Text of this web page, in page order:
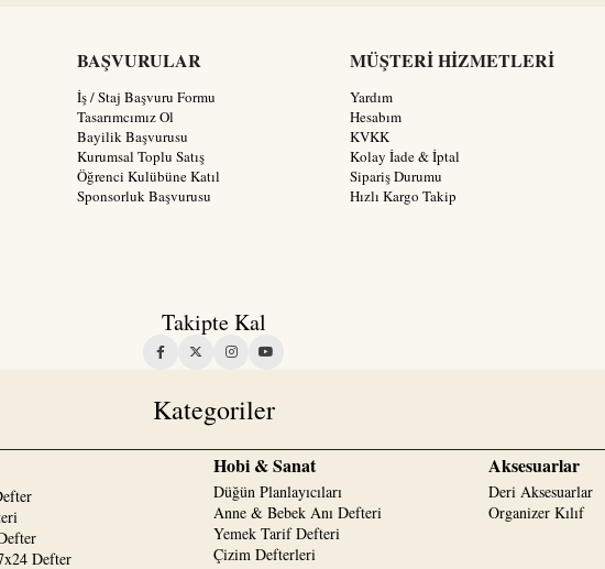
BAŞVURULAR
İş / Staj Başvuru Formu
Tasarımcımız Ol
Bayilik Başvurusu
Kurumsal Toplu Satış
Öğrenci Kulübüne Katıl
Sponsorluk Başvurusu
MÜŞTERİ HİZMETLERİ
Yardım
Hesabım
KVKK
Kolay İade & İptal
Sipariş Durumu
Hızlı Kargo Takip
Takipte Kal
Kategoriler
Defter
Hobi & Sanat
Düğün Planlayıcıları
Anne & Bebek Anı Defteri
Yemek Tarif Defteri
Çizim Defterleri
Aksesuarlar
Deri Aksesuarlar
Organizer Kılıf